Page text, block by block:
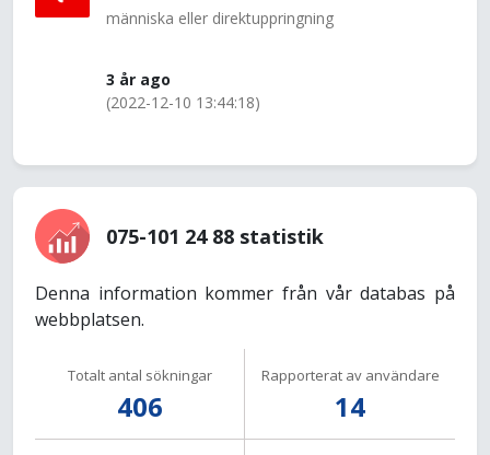
människa eller direktuppringning
3 år ago
(2022-12-10 13:44:18)
075-101 24 88 statistik
Denna information kommer från vår databas på
webbplatsen.
Totalt antal sökningar
406
Rapporterat av användare
14